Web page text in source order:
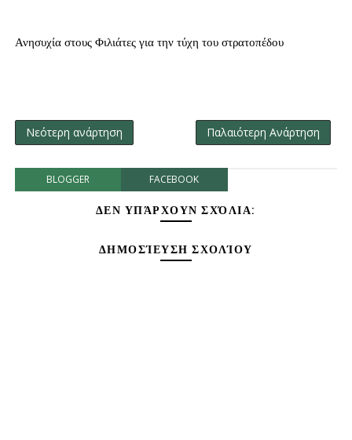
Ανησυχία στους Φιλιάτες για την τύχη του στρατοπέδου
Νεότερη ανάρτηση Παλαιότερη Ανάρτηση
BLOGGER FACEBOOK
ΔΕΝ ΥΠΆΡΧΟΥΝ ΣΧΌΛΙΑ:
ΔΗΜΟΣΊΕΥΣΗ ΣΧΟΛΊΟΥ